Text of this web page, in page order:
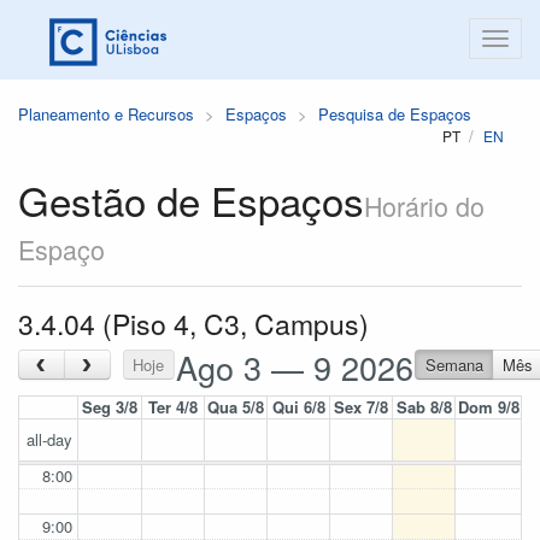
Planeamento e Recursos Espaços Pesquisa de Espaços
PT EN
Gestão de EspaçosHorário do
Espaço
3.4.04 (Piso 4, C3, Campus)
‹ › Hoje Ago 3 — 9 2026 Semana
Mês
Seg 3/8 Ter 4/8 Qua 5/8 Qui 6/8 Sex 7/8 Sab 8/8 Dom 9/8
all-day
8:00
9:00